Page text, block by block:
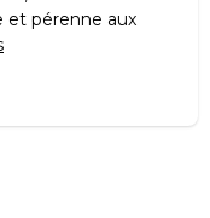
et pérenne aux